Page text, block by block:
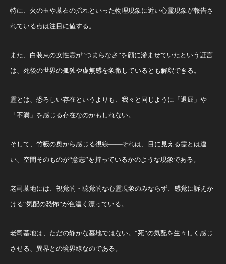
特に、火の玉や墓石の揺れといった物理現象に近い心霊現象が報告さ
れている点は注目に値する。
また、白装束の女性霊が“つまらなさ”を顔に滲ませていたという証言
は、死後の世界の孤独や虚無感を象徴しているとも解釈できる。
霊とは、恐ろしい存在というよりも、我々と同じように「退屈」や
「不満」を感じる存在なのかもしれない。
そして、竹藪の奥から感じる視線――それは、目に見える霊とは違
い、空間そのものが“意志”を持っているかのような現象である。
老司墓地には、視覚的・聴覚的な心霊現象のみならず、感覚に訴えか
ける“気配の恐怖”が色濃く漂っている。
老司墓地は、ただの静かな墓地ではない。“死”の気配を生々しく感じ
させる、異界との境界線なのである。